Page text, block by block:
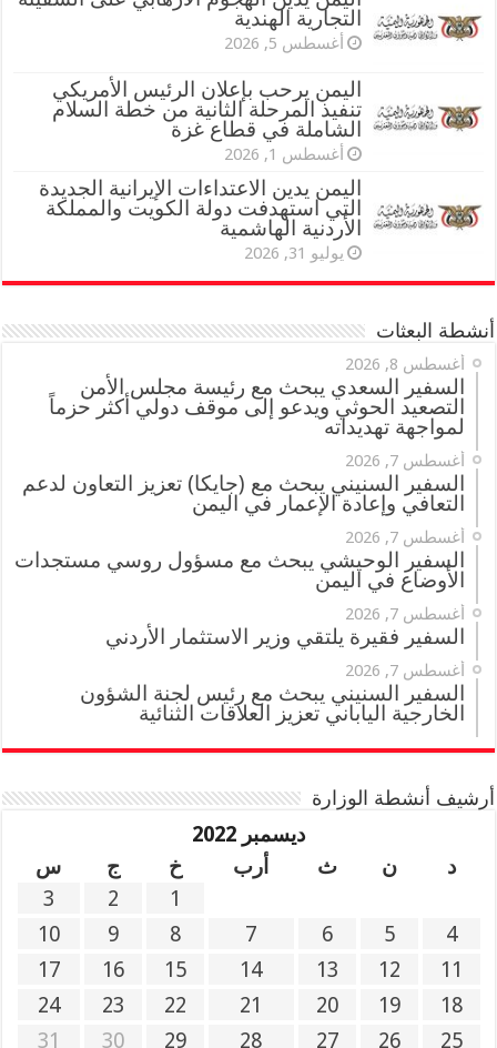
التجارية الهندية
أغسطس 5, 2026
اليمن يرحب بإعلان الرئيس الأمريكي
تنفيذ المرحلة الثانية من خطة السلام
الشاملة في قطاع غزة
أغسطس 1, 2026
اليمن يدين الاعتداءات الإيرانية الجديدة
التي استهدفت دولة الكويت والمملكة
الأردنية الهاشمية
يوليو 31, 2026
أنشطة البعثات
أغسطس 8, 2026
السفير السعدي يبحث مع رئيسة مجلس الأمن
التصعيد الحوثي ويدعو إلى موقف دولي أكثر حزماً
لمواجهة تهديداته
أغسطس 7, 2026
السفير السنيني يبحث مع (جايكا) تعزيز التعاون لدعم
التعافي وإعادة الإعمار في اليمن
أغسطس 7, 2026
السفير الوحيشي يبحث مع مسؤول روسي مستجدات
الأوضاع في اليمن
أغسطس 7, 2026
السفير فقيرة يلتقي وزير الاستثمار الأردني
أغسطس 7, 2026
السفير السنيني يبحث مع رئيس لجنة الشؤون
الخارجية الياباني تعزيز العلاقات الثنائية
أرشيف أنشطة الوزارة
ديسمبر 2022
د
ن ث أرب خ ج
س
1
2
3
4
5
6
7
8
9
10
11
12
13
14
15
16
17
18
19
20
21
22
23
24
25
26
27
28
29
30
31